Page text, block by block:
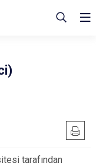
tarafından